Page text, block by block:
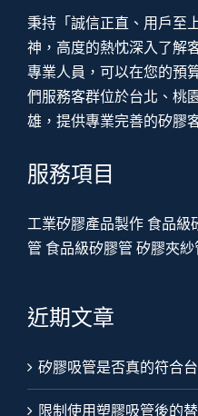
秉持「誠信正直、用戶至
神，高度的熱忱深入了解
專業人員，可以在您的預
們服務客群位於台北、桃
雄，提供專業完善的矽膠
服務項目
工業矽膠產品製作 食品級
管 食品級矽膠管 矽膠夾紗
近期文章
矽膠吸管是否真的符合
限制使用塑膠吸管後的